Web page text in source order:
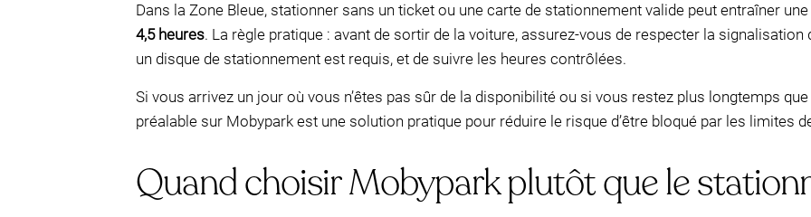
Dans la Zone Bleue, stationner sans un ticket ou une carte de stationnement valide peut entraîner
4,5 heures. La règle pratique : avant de sortir de la voiture, assurez-vous de respecter la signalisation
un disque de stationnement est requis, et de suivre les heures contrôlées.
Si vous arrivez un jour où vous n’êtes pas sûr de la disponibilité ou si vous restez plus longtemps
préalable sur Mobypark est une solution pratique pour réduire le risque d’être bloqué par les limites
Quand choisir Mobypark plutôt que le